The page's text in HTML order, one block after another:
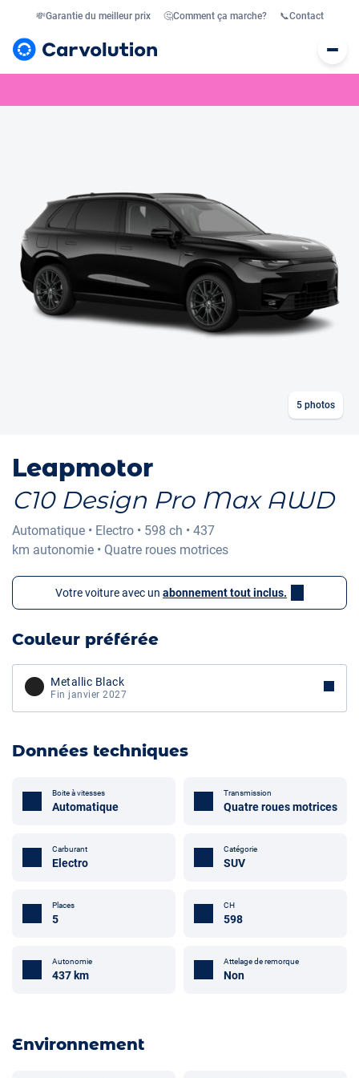
💸Garantie du meilleur prix 🤔Comment ça marche? 📞Contact
5 photos
Leapmotor
C10 Design Pro Max AWD
Automatique • Electro • 598 ch • 437
km autonomie • Quatre roues motrices
Votre voiture avec un abonnement tout inclus.
Couleur préférée
Metallic Black
Fin janvier 2027
Données techniques
Boite à vitesses
Automatique
Transmission
Quatre roues motrices
Carburant
Electro
Catégorie
SUV
Places
5
CH
598
Autonomie
437 km
Attelage de remorque
Non
Environnement